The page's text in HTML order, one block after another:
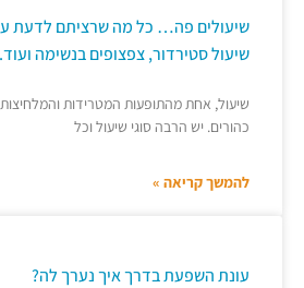
שיעולים פה… כל מה שרציתם לדעת
שיעול סטירדור, צפצופים בנשימה
שיעול, אחת מהתופעות המטרידות
כהורים. יש הרבה סוגי שיעול וכל
להמשך קריאה »
עונת השפעת בדרך איך נערך לה?